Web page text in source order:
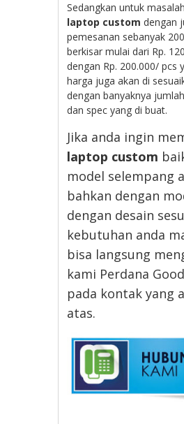
Sedangkan untuk masalah
laptop custom dengan
pemesanan sebanyak
berkisar mulai dari Rp.
dengan Rp. 200.000/ pcs
harga juga akan di
dengan banyaknya
dan spec yang di buat.
Jika anda ingin
laptop custom
model selempang
bahkan dengan
dengan desain
kebutuhan anda
bisa langsung
kami Perdana
pada kontak yang
atas.